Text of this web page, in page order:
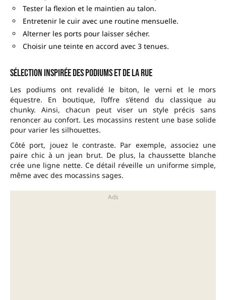
Tester la flexion et le maintien au talon.
Entretenir le cuir avec une routine mensuelle.
Alterner les ports pour laisser sécher.
Choisir une teinte en accord avec 3 tenues.
Sélection inspirée des podiums et de la rue
Les podiums ont revalidé le biton, le verni et le mors
équestre. En boutique, l’offre s’étend du classique au
chunky. Ainsi, chacun peut viser un style précis sans
renoncer au confort. Les mocassins restent une base solide
pour varier les silhouettes.
Côté port, jouez le contraste. Par exemple, associez une
paire chic à un jean brut. De plus, la chaussette blanche
crée une ligne nette. Ce détail réveille un uniforme simple,
même avec des mocassins sages.